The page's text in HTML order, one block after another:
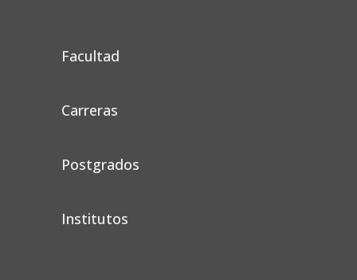
Facultad
Carreras
Postgrados
Institutos